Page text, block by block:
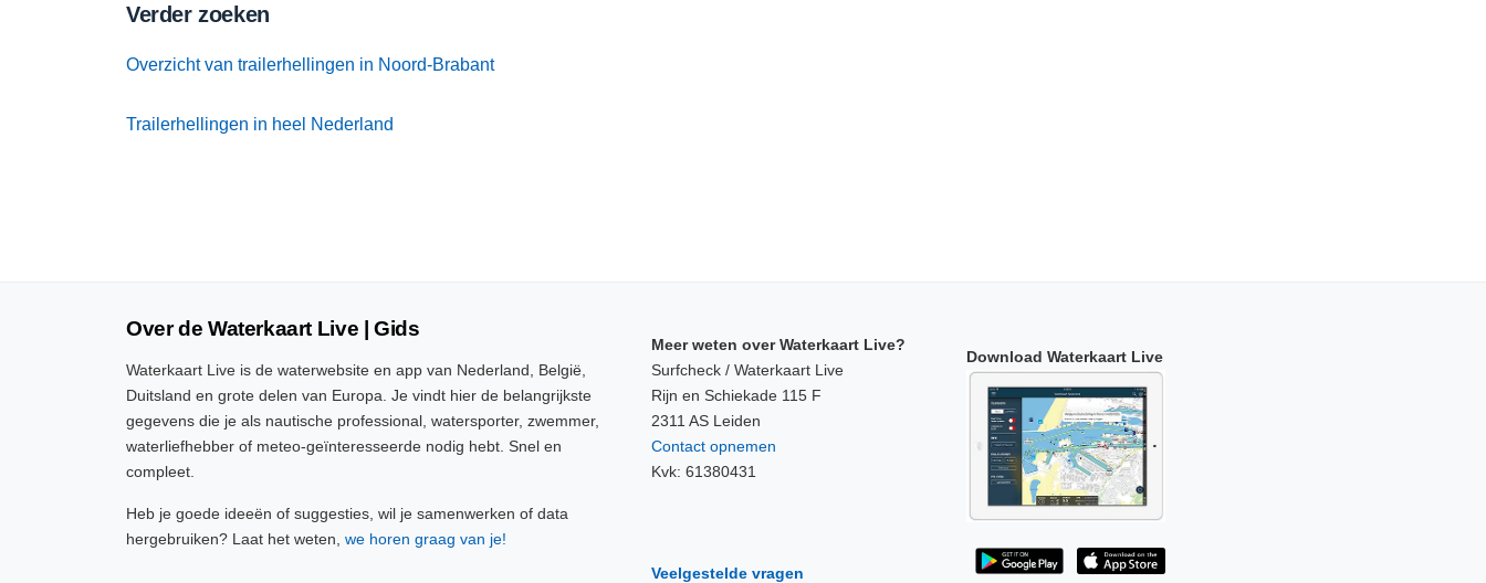
Verder zoeken
Overzicht van trailerhellingen in Noord-Brabant
Trailerhellingen in heel Nederland
Over de Waterkaart Live | Gids
Waterkaart Live is de waterwebsite en app van Nederland, België,
Duitsland en grote delen van Europa. Je vindt hier de belangrijkste
gegevens die je als nautische professional, watersporter, zwemmer,
waterliefhebber of meteo-geïnteresseerde nodig hebt. Snel en
compleet.
Heb je goede ideeën of suggesties, wil je samenwerken of data
hergebruiken? Laat het weten, we horen graag van je!
Meer weten over Waterkaart Live?
Surfcheck / Waterkaart Live
Rijn en Schiekade 115 F
2311 AS Leiden
Contact opnemen
Kvk: 61380431
Veelgestelde vragen
Download Waterkaart Live